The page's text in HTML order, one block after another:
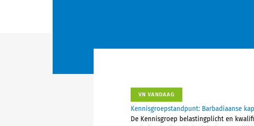
VN VANDAAG
Kennisgroepstandpunt: Barbadiaanse
De Kennisgroep belastingplicht en